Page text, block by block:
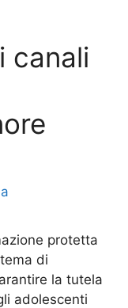
canali
protetta
di
la tutela
adolescenti